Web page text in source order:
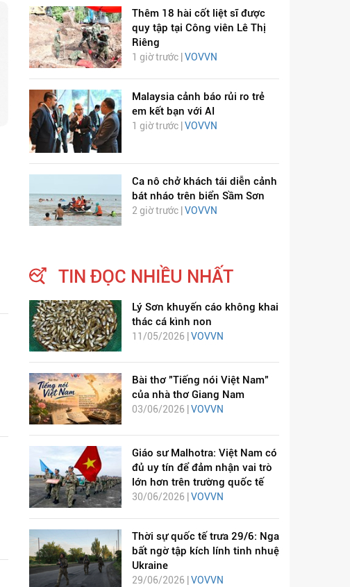
DỊCH VIÊM PHỔI COVID-
19
Thêm 18 hài cốt liệt sĩ được
quy tập tại Công viên Lê Thị
Riêng
1 giờ trước | VOVVN
Malaysia cảnh báo rủi ro trẻ
em kết bạn với AI
1 giờ trước | VOVVN
Ca nô chở khách tái diễn cảnh
bát nháo trên biển Sầm Sơn
2 giờ trước | VOVVN
TIN ĐỌC NHIỀU NHẤT
Lý Sơn khuyến cáo không khai
thác cá kình non
11/05/2026 | VOVVN
Bài thơ "Tiếng nói Việt Nam"
của nhà thơ Giang Nam
03/06/2026 | VOVVN
Giáo sư Malhotra: Việt Nam có
đủ uy tín để đảm nhận vai trò
lớn hơn trên trường quốc tế
30/06/2026 | VOVVN
Thời sự quốc tế trưa 29/6: Nga
bất ngờ tập kích lính tinh nhuệ
Ukraine
29/06/2026 |VOVVN